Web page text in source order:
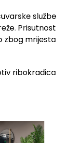
službe
Prisutnost
zbog mrijesta